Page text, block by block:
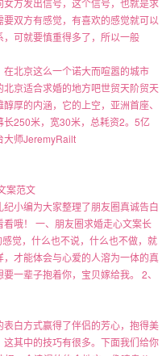
方发出信号，这个信号，也就是求
双方有感觉，有喜欢的感觉就可以
可就要慎重得多了，所以一般
北京这么一个诺大而喧嚣的城市
京适合求婚的地方吧世贸天阶贸天
厚的内涵，它的上空，亚洲首座、
250米，宽30米，总耗资2。5亿
大师JeremyRailt
案范文
小编为大家整理了朋友圈真诚告白
哦！ 一、朋友圈求婚走心文案长
觉，什么也不说，什么也不做，就
才能体会与心爱的人溶为一体的真
一辈子抱着你，宝贝嫁给我。 2、
白方式赢得了伴侣的芳心，抱得美
其中的技巧有很多。下面我们给你